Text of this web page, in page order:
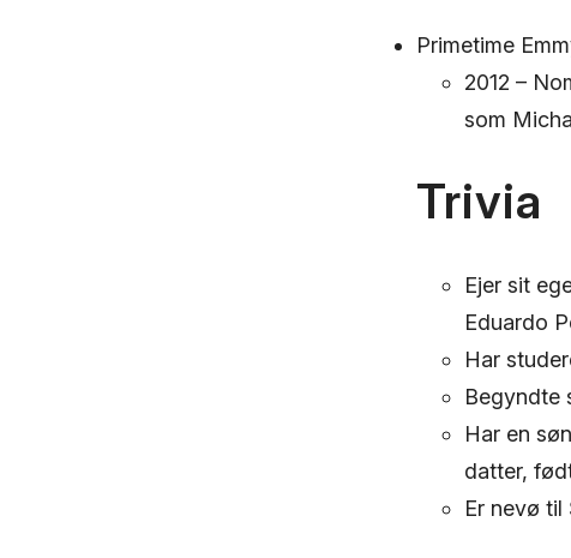
Primetime
2012 –
som
Trivia
Ejer sit
Eduardo
Har
Begyndte
Har en
datter,
Er nevø til